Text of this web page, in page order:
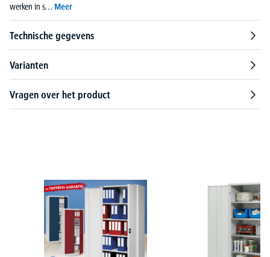
werken in s… Meer
Technische gegevens
Varianten
Vragen over het product